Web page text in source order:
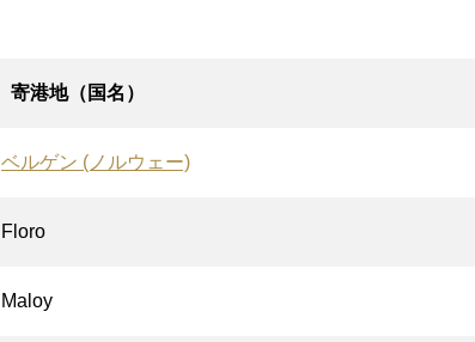
寄港地（国名）
ベルゲン (ノルウェー)
Floro
Maloy